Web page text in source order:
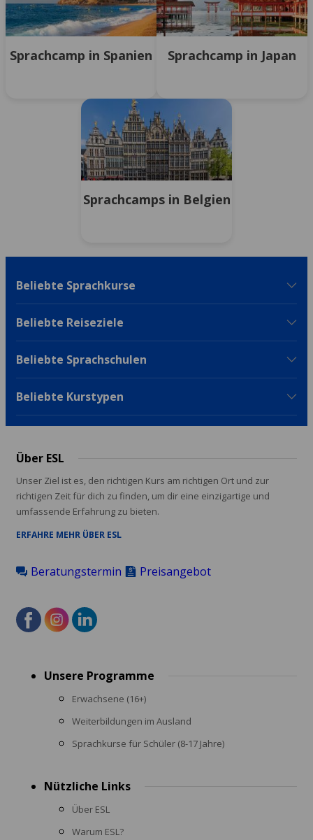
Sprachcamp in Spanien Sprachcamp in Japan
Sprachcamps in Belgien
Beliebte Sprachkurse
Beliebte Reiseziele
Beliebte Sprachschulen
Beliebte Kurstypen
Über ESL
Unser Ziel ist es, den richtigen Kurs am richtigen Ort und zur
richtigen Zeit für dich zu finden, um dir eine einzigartige und
umfassende Erfahrung zu bieten.
ERFAHRE MEHR ÜBER ESL
Beratungstermin Preisangebot
menuUnsere Programme
Erwachsene (16+)
Weiterbildungen im Ausland
Sprachkurse für Schüler (8-17 Jahre)
Nützliche Links
Über ESL
Warum ESL?